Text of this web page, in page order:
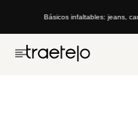
Básicos infaltables: jeans,